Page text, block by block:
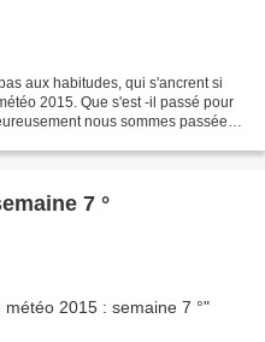
aux habitudes, qui s'ancrent si
2015. Que s'est -il passé pour
nous sommes passées
7 °